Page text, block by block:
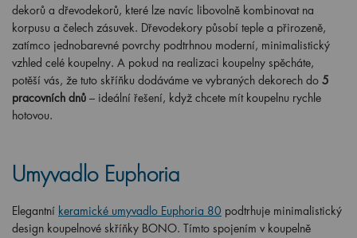
dekorů a dřevodekorů, které lze navíc libovolně kombinovat na
korpusu a čelech zásuvek. Dřevodekory působí teple a přirozeně,
zatímco jednobarevné povrchy podtrhnou moderní, minimalistický
vzhled celé koupelny. A pokud na realizaci koupelny spěcháte,
potěší vás, že tuto skříňku dodáváme ve vybraných dekorech do 5
pracovních dnů – ideální řešení, když chcete mít koupelnu rychle
hotovou.
Umyvadlo Euphoria
Elegantní keramické umyvadlo Euphoria 80 podtrhuje minimalistický
design koupelnové skříňky BONO. Tímto spojením v koupelně